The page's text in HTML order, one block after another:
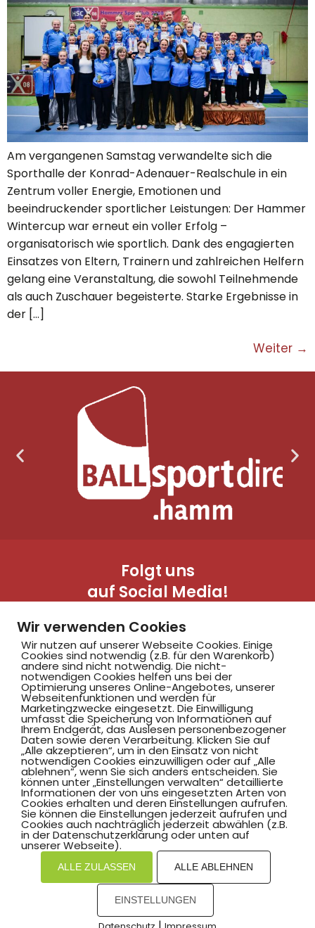
Am vergangenen Samstag verwandelte sich die
Sporthalle der Konrad-Adenauer-Realschule in ein
Zentrum voller Energie, Emotionen und
beeindruckender sportlicher Leistungen: Der Hammer
Wintercup war erneut ein voller Erfolg –
organisatorisch wie sportlich. Dank des engagierten
Einsatzes von Eltern, Trainern und zahlreichen Helfern
gelang eine Veranstaltung, die sowohl Teilnehmende
als auch Zuschauer begeisterte. Starke Ergebnisse in
der […]
Weiter →
Folgt uns
auf Social Media!
Hammer SportClub 2008
Am Südbad 9,
59069 Hamm
©2025 Hammer SportClub 2008 e.V.
Mit zum Verein by PASSGEBER
Impressum
Hinweisgebersystem
Wir verwenden Cookies
Wir nutzen auf unserer Webseite Cookies. Einige
Cookies sind notwendig (z.B. für den Warenkorb)
andere sind nicht notwendig. Die nicht-
notwendigen Cookies helfen uns bei der
Optimierung unseres Online-Angebotes, unserer
Webseitenfunktionen und werden für
Marketingzwecke eingesetzt. Die Einwilligung
umfasst die Speicherung von Informationen auf
Ihrem Endgerät, das Auslesen personenbezogener
Daten sowie deren Verarbeitung. Klicken Sie auf
„Alle akzeptieren“, um in den Einsatz von nicht
notwendigen Cookies einzuwilligen oder auf „Alle
ablehnen“, wenn Sie sich anders entscheiden. Sie
können unter „Einstellungen verwalten“ detaillierte
Informationen der von uns eingesetzten Arten von
Cookies erhalten und deren Einstellungen aufrufen.
Sie können die Einstellungen jederzeit aufrufen und
Cookies auch nachträglich jederzeit abwählen (z.B.
in der Datenschutzerklärung oder unten auf
unserer Webseite).
ALLE ZULASSEN ALLE ABLEHNEN
EINSTELLUNGEN